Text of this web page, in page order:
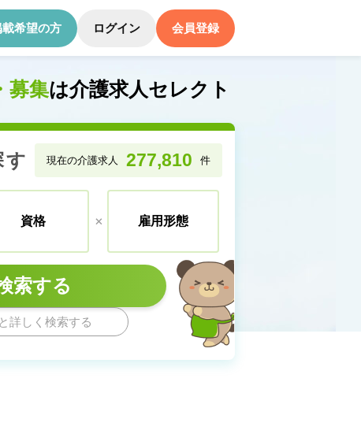
希望の方 ログイン 会員登録
募集は介護求人セレクト
す 現在の介護求人 277,810 件
資格 + 雇用形態
索する
詳しく検索する